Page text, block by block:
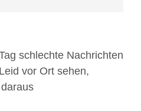
schlechte Nachrichten
vor Ort sehen,